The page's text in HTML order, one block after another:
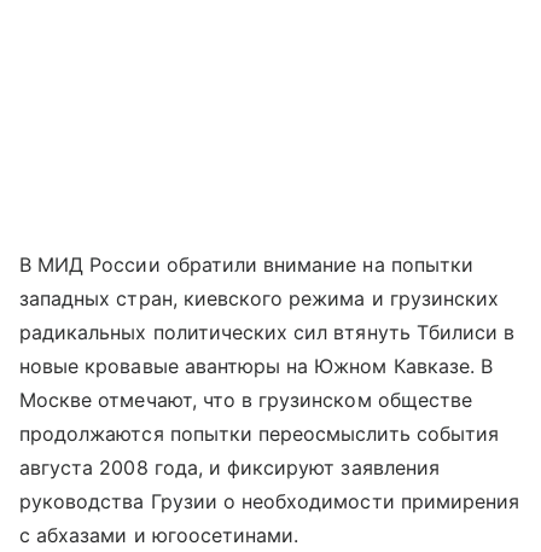
В МИД России обратили внимание на попытки
западных стран, киевского режима и грузинских
радикальных политических сил втянуть Тбилиси в
новые кровавые авантюры на Южном Кавказе. В
Москве отмечают, что в грузинском обществе
продолжаются попытки переосмыслить события
августа 2008 года, и фиксируют заявления
руководства Грузии о необходимости примирения
с абхазами и югоосетинами.